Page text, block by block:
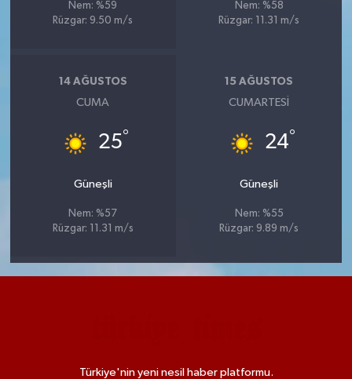
Nem: %59
Rüzgar: 9.50 m/s
Nem: %58
Rüzgar: 11.31 m/s
14 AĞUSTOS
CUMA
25°
Güneşli
Nem: %57
Rüzgar: 11.31 m/s
15 AĞUSTOS
CUMARTESI
24°
Güneşli
Nem: %55
Rüzgar: 9.89 m/s
Türkiye'nin yeni nesil haber platformu.